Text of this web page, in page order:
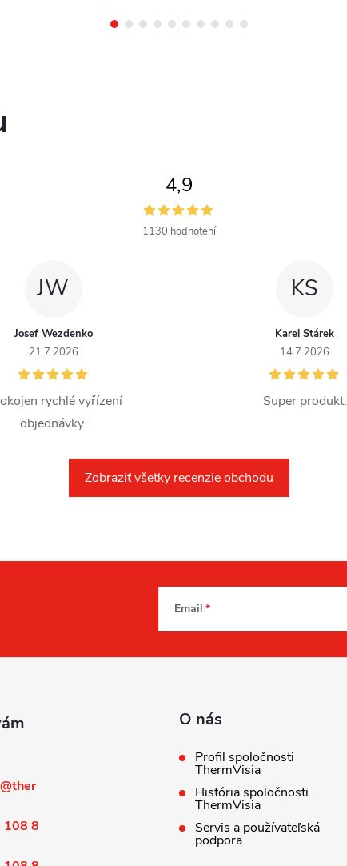
4,9
1130 hodnotení
JW
Josef Wezdenko
21.7.2026
rychlé vyřízení
objednávky.
KS
Karel Stárek
14.7.2026
Super produkt.
Zobraziť všetky recenzie obchodu
Email
@ther
108 8
O nás
Profil spoločnosti
ThermVisia
História spoločnosti
ThermVisia
Servis a používateľská
podpora